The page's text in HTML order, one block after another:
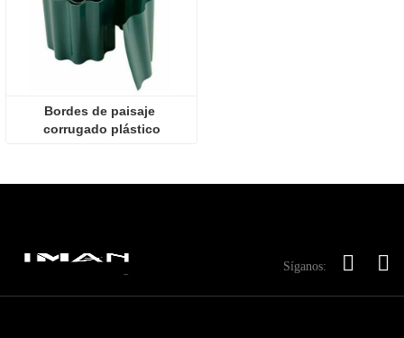
Bordes de paisaje
corrugado plástico
Síganos: